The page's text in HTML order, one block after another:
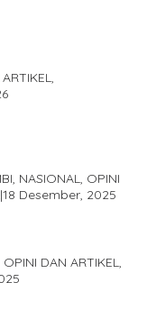
NASIONAL, OPINI
|18 Desember, 2025
DAN ARTIKEL,